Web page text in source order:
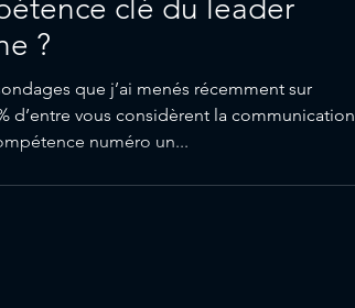
clé du leader
?
que j’ai menés récemment sur
d’entre vous considèrent la communication
numéro un...